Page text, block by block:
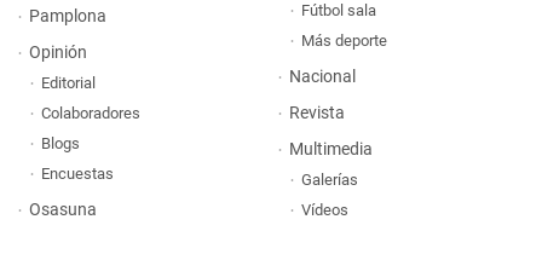
Pamplona
Opinión
Editorial
Colaboradores
Blogs
Encuestas
Osasuna
Fútbol sala
Más deporte
Nacional
Revista
Multimedia
Galerías
Vídeos